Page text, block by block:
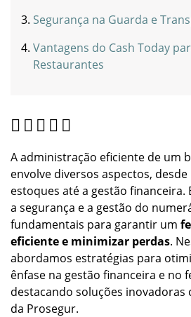
Segurança na Guarda e
Vantagens do Cash Today
Restaurantes
A administração eficiente de um
envolve diversos aspectos,
estoques até a gestão financeira.
a segurança e a gestão do
fundamentais para garantir um
eficiente e minimizar perdas.
abordamos estratégias para
ênfase na gestão financeira e no
destacando soluções inovadoras
da Prosegur.